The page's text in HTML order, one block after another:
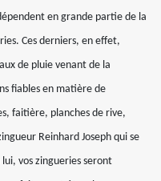
en grande partie de la
Ces derniers, en effet,
de pluie venant de la
fiables en matière de
faitière, planches de rive,
Reinhard Joseph qui se
vos zingueries seront